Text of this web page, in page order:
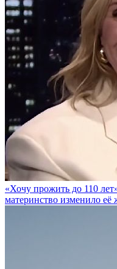
«Хочу прожить до 110
материнство изменило её